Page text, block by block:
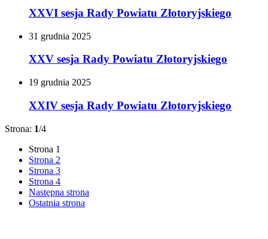
XXVI sesja Rady Powiatu Złotoryjskiego
31 grudnia 2025
XXV sesja Rady Powiatu Złotoryjskiego
19 grudnia 2025
XXIV sesja Rady Powiatu Złotoryjskiego
Strona: 1/4
Strona 1
Strona 2
Strona 3
Strona 4
Następna strona
Ostatnia strona